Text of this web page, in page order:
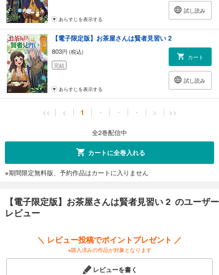
試し読み
あらすじを表示する
【電子限定版】お茶屋さんは賢者見習い 2
803円 (税込)
完結
カート
試し読み
あらすじを表示する
<< < 1 ・ ・ ・ > >>
全2巻配信中
カートに全巻入れる
※期間限定無料版、予約作品はカートに入りません
【電子限定版】お茶屋さんは賢者見習い 2 のユーザー
レビュー
＼ レビュー投稿でポイントプレゼント ／
※購入済みの作品が対象となります
レビューを書く